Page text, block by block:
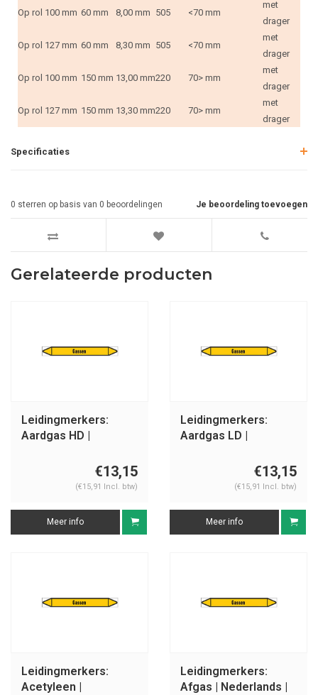
Op rol 100 mm 60 mm 8,00 mm 505 <70 mm
met
drager
Op rol 127 mm 60 mm 8,30 mm 505 <70 mm
met
drager
Op rol 100 mm 150 mm 13,00 mm220 70> mm
met
drager
Op rol 127 mm 150 mm 13,30 mm220 70> mm
met
drager
Specificaties
Je beoordeling toevoegen
0 sterren op basis van 0 beoordelingen
Gerelateerde producten
Leidingmerkers:
Aardgas HD |
€13,15
(€15,91 Incl. btw)
Meer info
Leidingmerkers:
Aardgas LD |
€13,15
(€15,91 Incl. btw)
Meer info
Leidingmerkers:
Acetyleen |
Leidingmerkers:
Afgas | Nederlands |